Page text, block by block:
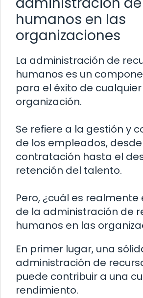
humanos en las
organizaciones
La administración de
humanos es un
para el éxito de cualquier
organización.
Se refiere a la gestión y
de los empleados,
contratación hasta el
retención del talento.
Pero, ¿cuál es
de la administración de
humanos en las
En primer lugar, una
administración de
puede contribuir a una
rendimiento.